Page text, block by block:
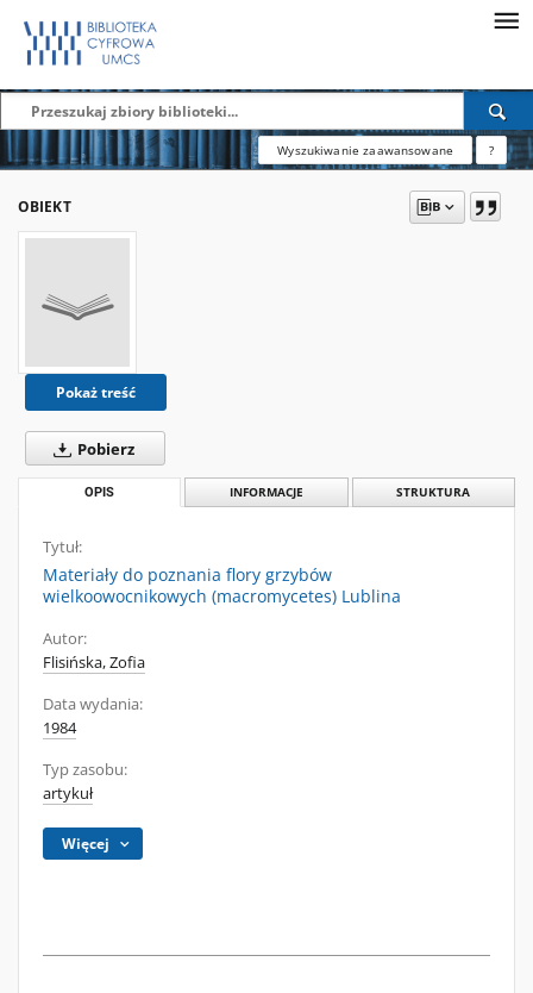
Wyszukiwanie zaawansowane ?
OBIEKT
Pokaż treść
Pobierz
OPIS INFORMACJE STRUKTURA
Tytuł:
Materiały do poznania flory grzybów
wielkoowocnikowych (macromycetes) Lublina
Autor:
Flisińska, Zofia
Data wydania:
1984
Typ zasobu:
artykuł
Więcej